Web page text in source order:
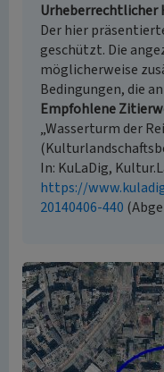
Urheberrechtlicher
Der hier
geschützt. Die
möglicherweise
Bedingungen, die
Empfohlene
„Wasserturm der
In: KuLaDig,
https://
20140406-440